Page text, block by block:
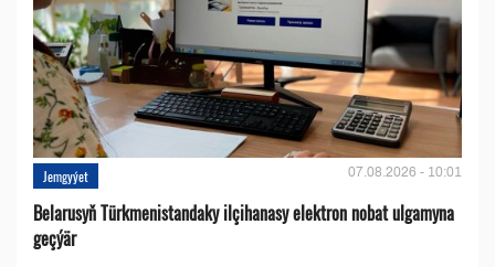
Jemgyýet 07.08.2026 - 10:01
Belarusyň Türkmenistandaky ilçihanasy elektron nobat ulgamyna
geçýär